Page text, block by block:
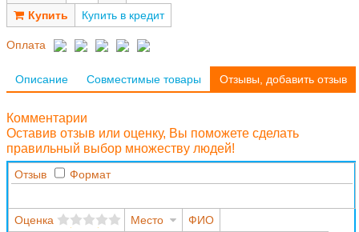
Купить в кредит
Оплата
Описание Совместимые товары Отзывы, добавить отзыв
Комментарии
Оставив отзыв или оценку, Вы поможете сделать
правильный выбор множеству людей!
Отзыв Формат
Оценка Место
ФИО